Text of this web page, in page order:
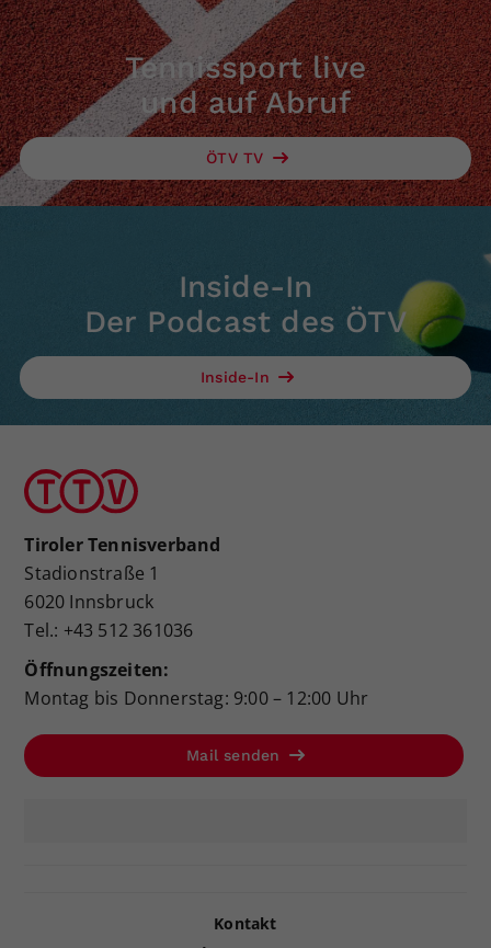
Tennissport live
und auf Abruf
ÖTV TV
Inside-In
Der Podcast des ÖTV
Inside-In
Tiroler Tennisverband
Stadionstraße 1
6020 Innsbruck
Tel.: +43 512 361036
Öffnungszeiten:
Montag bis Donnerstag: 9:00 – 12:00 Uhr
Mail senden
Kontakt